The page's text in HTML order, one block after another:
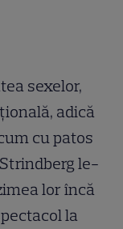
sexelor,
adică
cu patos
le-
lor încă
la